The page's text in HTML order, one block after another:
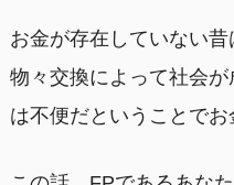
お金が存在していない
物々交換によって社会
は不便だということでお